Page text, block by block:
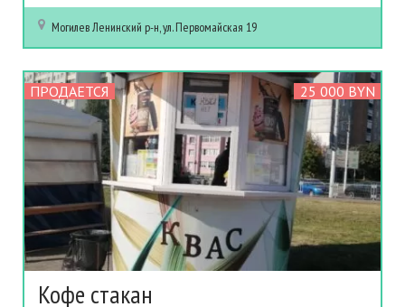
МогилевЛенинский р-н, ул. Первомайская 19
ПРОДАЕТСЯ 25 000 BYN
Кофе стакан